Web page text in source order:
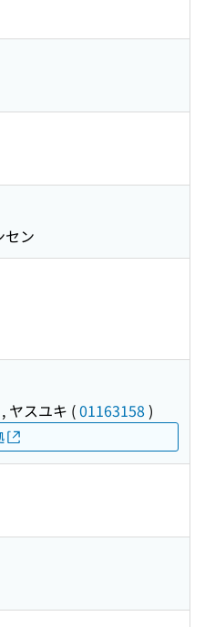
セン
ヤスユキ (01163158 )